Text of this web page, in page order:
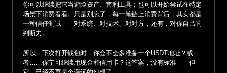
你可以继续把它当避险资产、套利工具；也可以开始尝试在特定
场景下消费看看。只是别忘了，每一笔链上消费背后，其实都是
一种信任测试——对系统、对技术、对对方，还有，对你自己的
判断力。
所以，下次打开钱包时，你会不会多准备一个USDT地址？或
者……你宁可继续用现金和信用卡？这答案，没有标准——但